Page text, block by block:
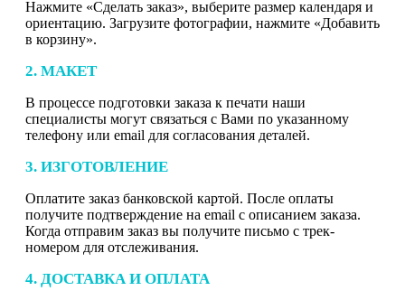
Нажмите «Сделать заказ», выберите размер календаря и
ориентацию. Загрузите фотографии, нажмите «Добавить
в корзину».
2. МАКЕТ
В процессе подготовки заказа к печати наши
специалисты могут связаться с Вами по указанному
телефону или email для согласования деталей.
3. ИЗГОТОВЛЕНИЕ
Оплатите заказ банковской картой. После оплаты
получите подтверждение на email с описанием заказа.
Когда отправим заказ вы получите письмо с трек-
номером для отслеживания.
4. ДОСТАВКА И ОПЛАТА